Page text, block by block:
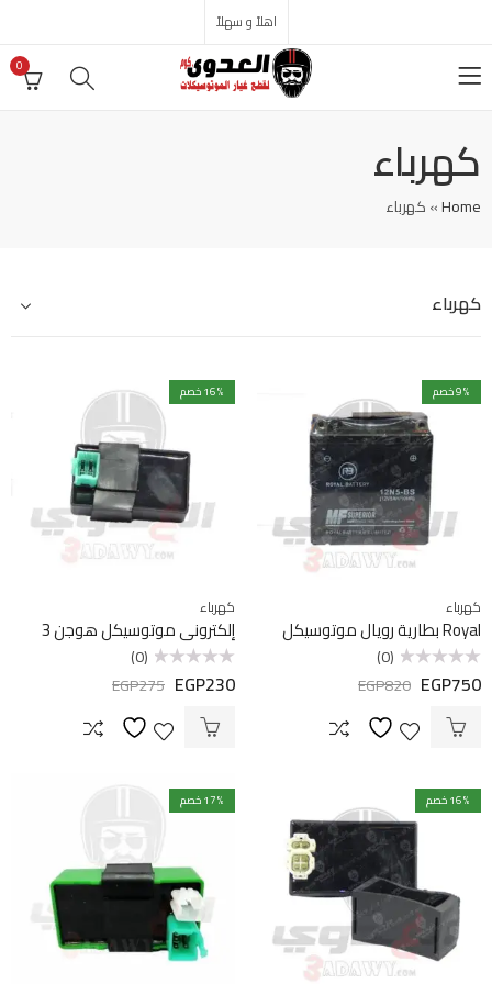
اهلاً و سهلاً
0
كهرباء
Home
»كهرباء
كهرباء
9% خصم
كهرباء
Royal بطارية رويال موتوسيكل
التقييم
(0)
EGP750
EGP820
16% خصم
كهرباء
إلكتروني موتوسيكل هوجن 3
التقييم
(0)
EGP230
EGP275
16% خصم 17% خصم